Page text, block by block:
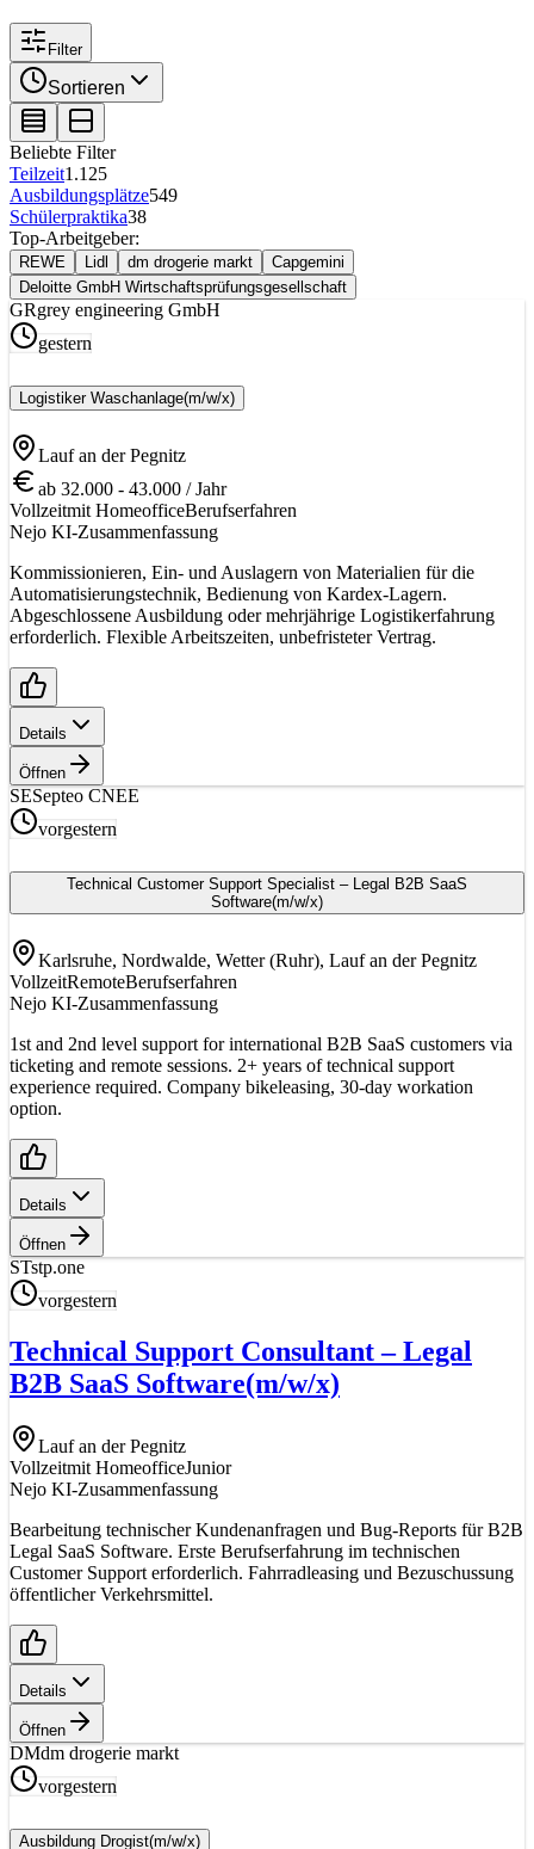
Filter
Sortieren
Beliebte Filter
Teilzeit1.125
Ausbildungsplätze549
Schülerpraktika38
Top-Arbeitgeber:
REWE Lidl dm drogerie markt
Capgemini
Deloitte GmbH Wirtschaftsprüfungsgesellschaft
GRgrey engineering GmbH
gestern
Logistiker Waschanlage(m/w/x)
Lauf an der Pegnitz
ab 32.000 - 43.000 / Jahr
Vollzeitmit HomeofficeBerufserfahren
Nejo KI-Zusammenfassung
Kommissionieren, Ein- und Auslagern von Materialien für die
Automatisierungstechnik, Bedienung von Kardex-Lagern.
Abgeschlossene Ausbildung oder mehrjährige Logistikerfahrung
erforderlich. Flexible Arbeitszeiten, unbefristeter Vertrag.
Details
Öffnen
SESepteo CNEE
vorgestern
Technical Customer Support Specialist – Legal B2B SaaS
Software(m/w/x)
Karlsruhe, Nordwalde, Wetter (Ruhr), Lauf an der Pegnitz
VollzeitRemoteBerufserfahren
Nejo KI-Zusammenfassung
1st and 2nd level support for international B2B SaaS customers via
ticketing and remote sessions. 2+ years of technical support
experience required. Company bikeleasing, 30-day workation
option.
Details
Öffnen
STstp.one
vorgestern
Technical Support Consultant – Legal
B2B SaaS Software(m/w/x)
Lauf an der Pegnitz
Vollzeitmit HomeofficeJunior
Nejo KI-Zusammenfassung
Bearbeitung technischer Kundenanfragen und Bug-Reports für B2B
Legal SaaS Software. Erste Berufserfahrung im technischen
Customer Support erforderlich. Fahrradleasing und Bezuschussung
öffentlicher Verkehrsmittel.
Details
Öffnen
DMdm drogerie markt
vorgestern
Ausbildung Drogist(m/w/x)